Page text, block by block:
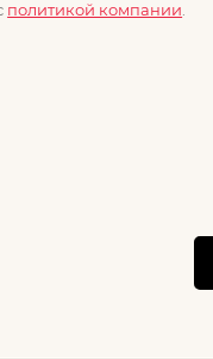
политикой компании.